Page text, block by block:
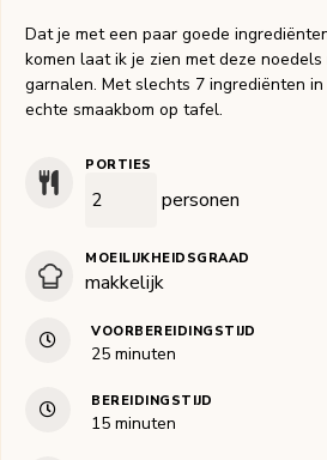
Dat je met een paar goede
komen laat ik je zien met deze
garnalen. Met slechts 7 ingrediënten
echte smaakbom op tafel.
PORTIES
personen
MOEILIJKHEIDSGRAAD
makkelijk
VOORBEREIDINGSTIJD
25minuten
minuten
BEREIDINGSTIJD
15minuten
minuten